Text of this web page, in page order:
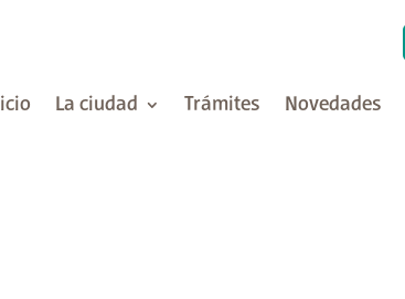
La ciudad Trámites Novedades